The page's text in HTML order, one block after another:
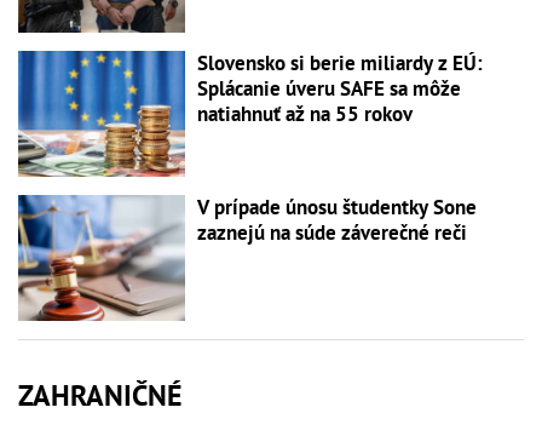
Slovensko si berie miliardy z EÚ:
Splácanie úveru SAFE sa môže
natiahnuť až na 55 rokov
V prípade únosu študentky Sone
zaznejú na súde záverečné reči
ZAHRANIČNÉ